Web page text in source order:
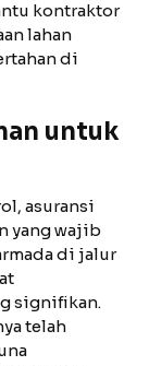
kontraktor
lahan
di
untuk
asuransi
yang wajib
di jalur
signifikan.
telah